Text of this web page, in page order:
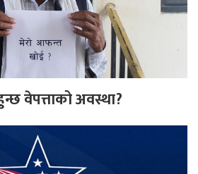
वेपत्ताको अवस्था?